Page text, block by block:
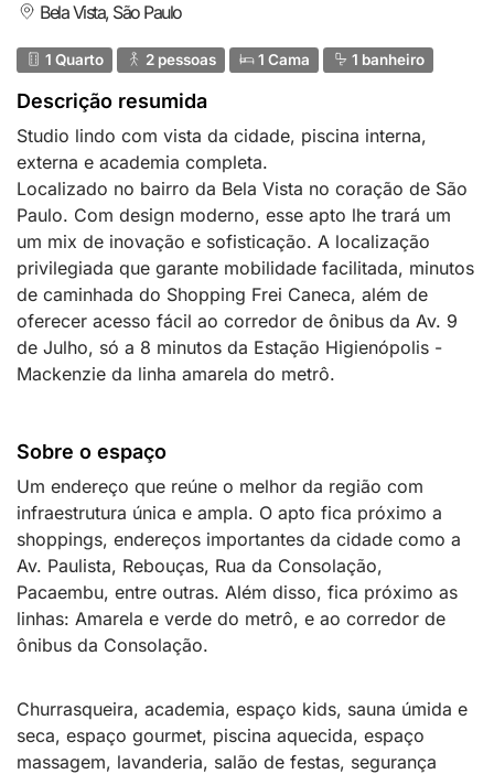
Bela Vista, São Paulo
1 Quarto 2 pessoas 1 Cama 1 banheiro
Descrição resumida
Studio lindo com vista da cidade, piscina interna,
externa e academia completa.
Localizado no bairro da Bela Vista no coração de São
Paulo. Com design moderno, esse apto lhe trará um
um mix de inovação e sofisticação. A localização
privilegiada que garante mobilidade facilitada, minutos
de caminhada do Shopping Frei Caneca, além de
oferecer acesso fácil ao corredor de ônibus da Av. 9
de Julho, só a 8 minutos da Estação Higienópolis -
Mackenzie da linha amarela do metrô.
Sobre o espaço
Um endereço que reúne o melhor da região com
infraestrutura única e ampla. O apto fica próximo a
shoppings, endereços importantes da cidade como a
Av. Paulista, Rebouças, Rua da Consolação,
Pacaembu, entre outras. Além disso, fica próximo as
linhas: Amarela e verde do metrô, e ao corredor de
ônibus da Consolação.
Churrasqueira, academia, espaço kids, sauna úmida e
seca, espaço gourmet, piscina aquecida, espaço
massagem, lavanderia, salão de festas, segurança